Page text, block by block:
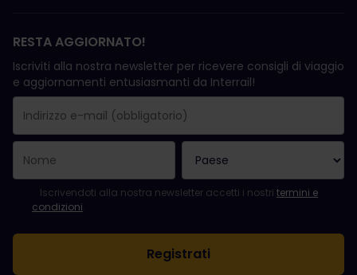
RESTA AGGIORNATO!
Iscriviti alla nostra newsletter per ricevere consigli di viaggio
e aggiornamenti entusiasmanti da Interrail!
La registrazione è avvenuta con successo.
Il campo "Indirizzo e-mail" è obbligatorio.
L'indirizzo e-mail non è valido.
Si è verificato un errore durante l'iscrizione alla newsletter.
Sei già iscritto a questa newsletter!
Per iscriversi alla newsletter, accettare i termini e le condizioni.
Iscrivendoti alla nostra newsletter accetti i nostri termini e
condizioni.